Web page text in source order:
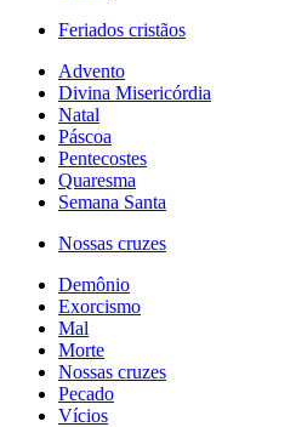
Feriados cristãos
Advento
Divina Misericórdia
Natal
Páscoa
Pentecostes
Quaresma
Semana Santa
Nossas cruzes
Demônio
Exorcismo
Mal
Morte
Nossas cruzes
Pecado
Vícios